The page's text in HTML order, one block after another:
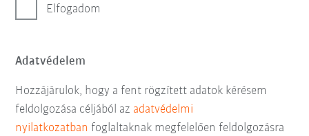
Elfogadom
Adatvédelem
Hozzájárulok, hogy a fent rögzített adatok kérésem
feldolgozása céljából az adatvédelmi
nyilatkozatban foglaltaknak megfelelően feldolgozásra